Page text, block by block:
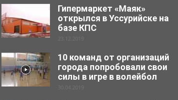
Гипермаркет «Маяк»
открылся в Уссурийске на
базе КПС
23.12.2019
10 команд от организаций
города попробовали свои
силы в игре в волейбол
30.04.2019